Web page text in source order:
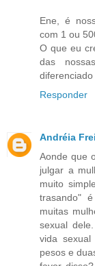
Ene, é
com 1 ou
O que eu
das
diferenciado
Responder
Andréia
Aonde que
julgar a
muito
trasando"
muitas
sexual
vida
pesos e